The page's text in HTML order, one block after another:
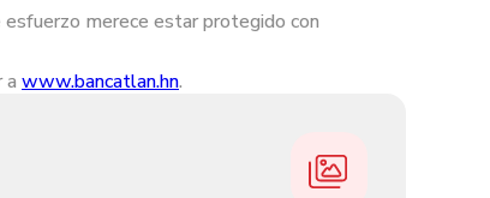
merece estar protegido con
a www.bancatlan.hn.